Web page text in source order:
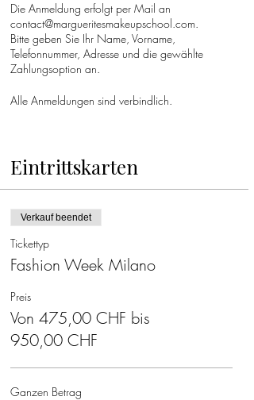
Die Anmeldung erfolgt per Mail an
contact@margueritesmakeupschool.com.
Bitte geben Sie Ihr Name, Vorname,
Telefonnummer, Adresse und die gewählte
Zahlungsoption an.
Alle Anmeldungen sind verbindlich.
Eintrittskarten
Verkauf beendet
Tickettyp
Fashion Week Milano
Preis
Von 475,00 CHF bis
950,00 CHF
Ganzen Betrag